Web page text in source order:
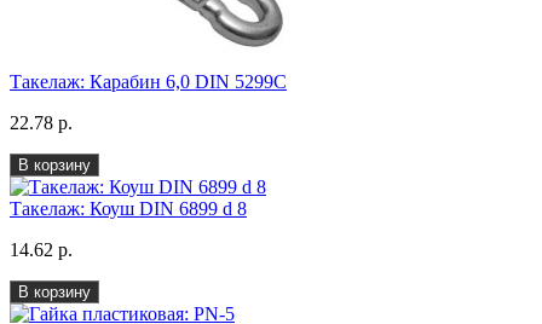
Такелаж: Карабин 6,0 DIN 5299С
22.78 р.
В корзину
Такелаж: Коуш DIN 6899 d 8
14.62 р.
В корзину